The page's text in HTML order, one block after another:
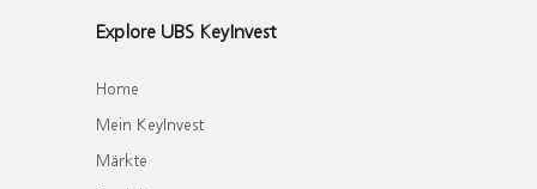
Explore UBS KeyInvest
Home
Mein KeyInvest
Märkte